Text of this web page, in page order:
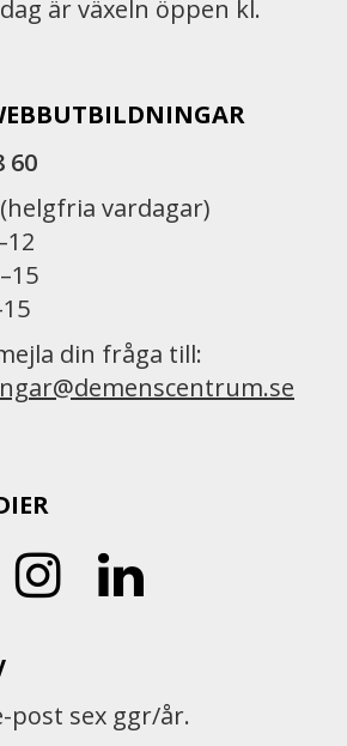
är växeln öppen kl.
60
(helgfria vardagar)
din fråga till:
post sex ggr/år.